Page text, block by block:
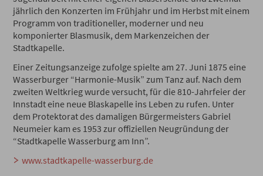
jährlich den Konzerten im Frühjahr und im Herbst mit einem
Programm von traditioneller, moderner und neu
komponierter Blasmusik, dem Markenzeichen der
Stadtkapelle.
Einer Zeitungsanzeige zufolge spielte am 27. Juni 1875 eine
Wasserburger “Harmonie-Musik” zum Tanz auf. Nach dem
zweiten Weltkrieg wurde versucht, für die 810-Jahrfeier der
Innstadt eine neue Blaskapelle ins Leben zu rufen. Unter
dem Protektorat des damaligen Bürgermeisters Gabriel
Neumeier kam es 1953 zur offiziellen Neugründung der
“Stadtkapelle Wasserburg am Inn”.
www.stadtkapelle-wasserburg.de